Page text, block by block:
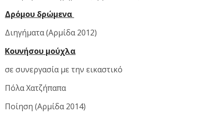
Δρόμου δρώμενα
Διηγήματα (Αρμίδα 2012)
Kουνήσου μούχλα
σε συνεργασία με την εικαστικό
Πόλα Χατζήπαπα
Ποίηση (Αρμίδα 2014)